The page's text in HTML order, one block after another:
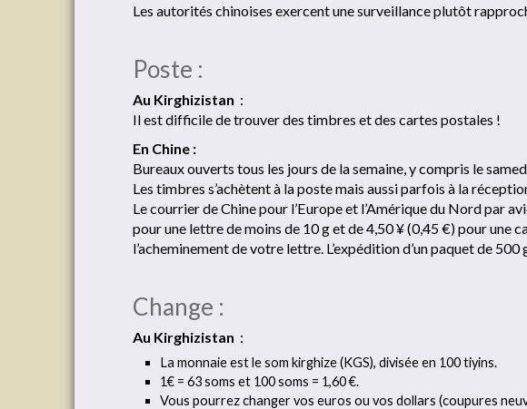
Les autorités chinoises exercent une surveillance plutôt
Poste :
Au Kirghizistan :
Il est difficile de trouver des timbres et des cartes postales !
En Chine :
Bureaux ouverts tous les jours de la semaine, y compris le
Les timbres s’achètent à la poste mais aussi parfois à la
Le courrier de Chine pour l’Europe et l’Amérique du Nord par
pour une lettre de moins de 10 g et de 4,50 ¥ (0,45 €) pour une
l’acheminement de votre lettre. L’expédition d’un paquet de
Change :
Au Kirghizistan :
La monnaie est le som kirghize (KGS), divisée en 100 tiyins.
1€ = 63 soms et 100 soms = 1,60 €.
Vous pourrez changer vos euros ou vos dollars (coupures